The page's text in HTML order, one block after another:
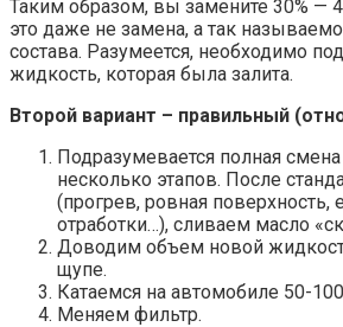
Таким образом, вы замените 30% —
это даже не замена, а так
состава. Разумеется, необходимо
жидкость, которая была залита.
Второй вариант – правильный
Подразумевается полная смена
несколько этапов. После
(прогрев, ровная поверхность,
отработки…), сливаем масло
Доводим объем новой
щупе.
Катаемся на автомобиле 50-
Меняем фильтр.